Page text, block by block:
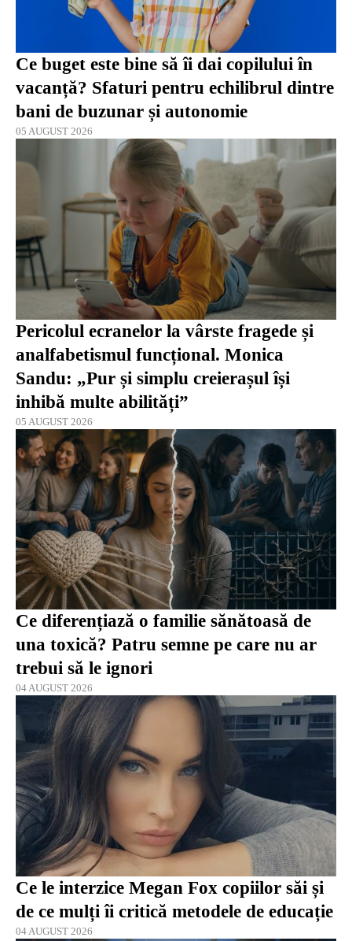
Ce buget este bine să îi dai copilului în
vacanță? Sfaturi pentru echilibrul dintre
bani de buzunar și autonomie
05 AUGUST 2026
Pericolul ecranelor la vârste fragede și
analfabetismul funcțional. Monica
Sandu: „Pur și simplu creierașul își
inhibă multe abilități”
05 AUGUST 2026
Ce diferențiază o familie sănătoasă de
una toxică? Patru semne pe care nu ar
trebui să le ignori
04 AUGUST 2026
Ce le interzice Megan Fox copiilor săi și
de ce mulți îi critică metodele de educație
04 AUGUST 2026